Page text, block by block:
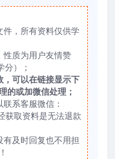
件，所有资料仅供学
性质为用户友情赞
）；
，可以在链接显示下
的或加微信处理；
系客服微信：
获取资料是无法退款
有及时回复也不用担